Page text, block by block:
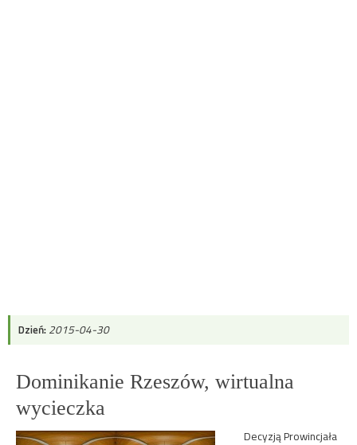
Dzień: 2015-04-30
Dominikanie Rzeszów, wirtualna
wycieczka
Decyzją Prowincjała